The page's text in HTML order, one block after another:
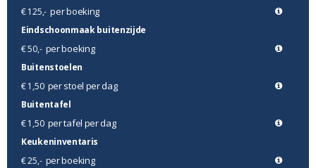
€ 125,-per boeking
Eindschoonmaak buitenzijde
€ 50,- per boeking
Buitenstoelen
€ 1,50 per stoel per dag
Buitentafel
€ 1,50 per tafel per dag
Keukeninventaris
€ 25,- per boeking